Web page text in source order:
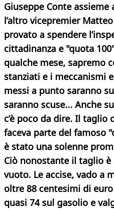
Giuseppe Conte
l’altro vicepremier
provato a spendere
cittadinanza e "quota
qualche mese, sapremo
stanziati e i meccanismi
messi a punto saranno
saranno scuse... Anche
c’è poco da dire. Il
faceva parte del famoso
è stato una solenne
Ciò nonostante il taglio
vuoto. Le accise, vado a
oltre 88 centesimi di
quasi 74 sul gasolio e